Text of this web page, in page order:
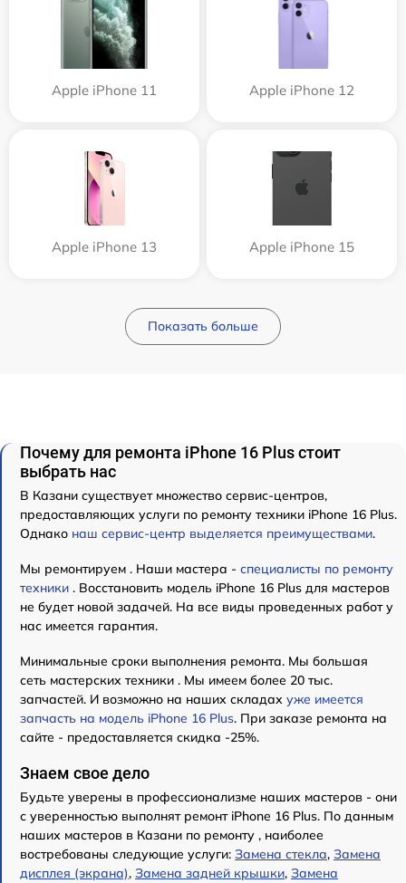
Apple iPhone 11 Apple iPhone 12
Apple iPhone 13 Apple iPhone 15
Показать больше
Почему для ремонта iPhone 16 Plus стоит
выбрать нас
В Казани существует множество сервис-центров,
предоставляющих услуги по ремонту техники iPhone 16 Plus.
Однако наш сервис-центр выделяется преимуществами.
Мы ремонтируем . Наши мастера - специалисты по ремонту
техники . Восстановить модель iPhone 16 Plus для мастеров
не будет новой задачей. На все виды проведенных работ у
нас имеется гарантия.
Минимальные сроки выполнения ремонта. Мы большая
сеть мастерских техники . Мы имеем более 20 тыс.
запчастей. И возможно на наших складах уже имеется
запчасть на модель iPhone 16 Plus. При заказе ремонта на
сайте - предоставляется скидка -25%.
Знаем свое дело
Будьте уверены в профессионализме наших мастеров - они
с уверенностью выполнят ремонт iPhone 16 Plus. По данным
наших мастеров в Казани по ремонту , наиболее
востребованы следующие услуги: Замена стекла, Замена
дисплея (экрана), Замена задней крышки, Замена